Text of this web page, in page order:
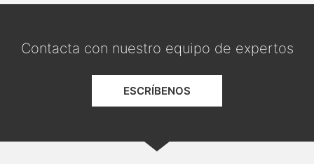
Contacta con nuestro equipo de expertos
ESCRÍBENOS